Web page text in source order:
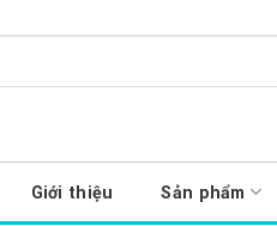
Giới thiệu Sản phẩm